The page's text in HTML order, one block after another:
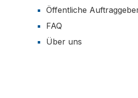
Öffentliche
FAQ
Über uns